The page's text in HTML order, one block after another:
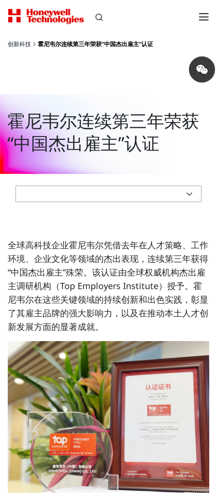
创新科技 霍尼韦尔连续第三年荣获“中国杰出雇主”认证
Share
on
wechat
霍尼韦尔连续第三年荣获
“中国杰出雇主”认证
全球高科技企业霍尼韦尔凭借去年在人才策略、工作
环境、企业文化等领域的杰出表现，连续第三年获得
“中国杰出雇主”殊荣。该认证由全球权威机构杰出雇
主调研机构（Top Employers Institute）授予。霍
尼韦尔在这些关键领域的持续创新和出色实践，彰显
了其雇主品牌的强大影响力，以及在推动本土人才创
新发展方面的显著成就。